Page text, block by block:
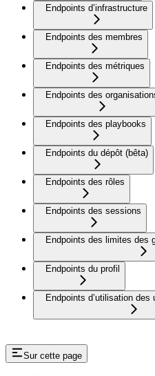
Endpoints d’infrastructure
Endpoints des membres
Endpoints des métriques
Endpoints des
Endpoints des playbooks
Endpoints du dépôt (bêta)
Endpoints des rôles
Endpoints des sessions
Endpoints des limites des
Endpoints du profil
Endpoints d’utilisation des
Sur cette page